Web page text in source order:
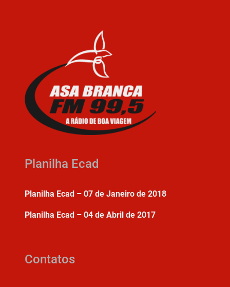
Planilha Ecad
Planilha Ecad – 07 de Janeiro de 2018
Planilha Ecad – 04 de Abril de 2017
Contatos